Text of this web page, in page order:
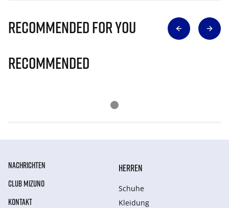
Recommended for you
Recommended
NACHRICHTEN
CLUB MIZUNO
KONTAKT
HERREN
Schuhe
Kleidung